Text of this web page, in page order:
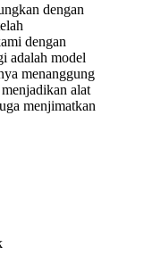
dengan
dengan
adalah model
menanggung
alat
menjimatkan